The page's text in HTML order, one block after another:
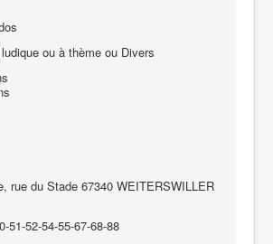
ou à thème ou Divers
rue du Stade 67340 WEITERSWILLER
51-52-54-55-67-68-88